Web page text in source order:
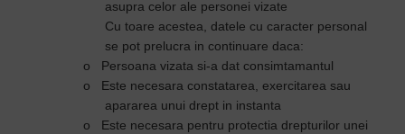
asupra celor ale personei vizate
Cu toare acestea, datele cu caracter personal
se pot prelucra in continuare daca:
o
Persoana vizata si-a dat consimtamantul
o
Este necesara constatarea, exercitarea sau
apararea unui drept in instanta
o
Este necesara pentru protectia drepturilor unei